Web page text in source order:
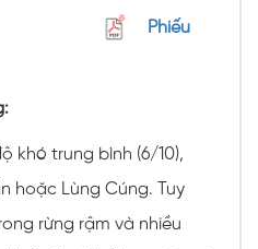
Phiếu
khó trung bình (6/10),
hoặc Lùng Cúng. Tuy
rừng rậm và nhiều